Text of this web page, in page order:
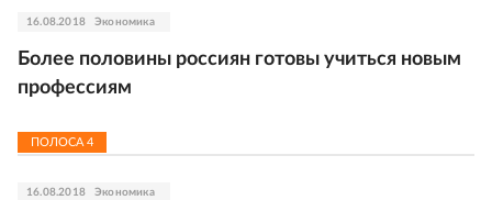
16.08.2018 Экономика
Более половины россиян готовы учиться новым
профессиям
ПОЛОСА4
16.08.2018 Экономика